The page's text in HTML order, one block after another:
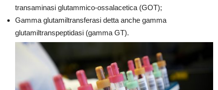
transaminasi glutammico-ossalacetica (GOT);
Gamma glutamiltransferasi detta anche gamma
glutamiltranspeptidasi (gamma GT).